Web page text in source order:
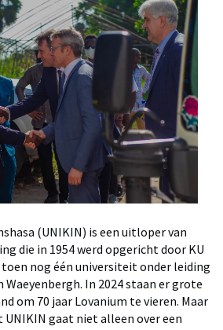
(UNIKIN) is een uitloper van
die in 1954 werd opgericht door KU
toen nog één universiteit onder leiding
Waeyenbergh. In 2024 staan er grote
om 70 jaar Lovanium te vieren. Maar
gaat niet alleen over een